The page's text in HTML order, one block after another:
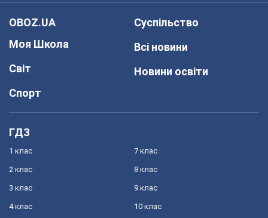
OBOZ.UA
Моя Школа
Світ
Спорт
Суспільство
Всі новини
Новини освіти
ГДЗ
1 клас
2 клас
3 клас
4 клас
7 клас
8 клас
9 клас
10 клас